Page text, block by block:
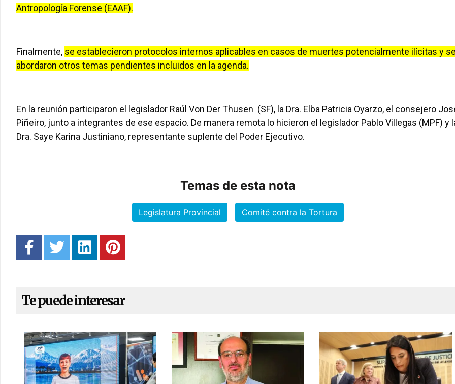
Antropología Forense (EAAF).
Finalmente, se establecieron protocolos internos aplicables en casos de muertes potencialmente ilícitas y se
abordaron otros temas pendientes incluidos en la agenda.
En la reunión participaron el legislador Raúl Von Der Thusen (SF), la Dra. Elba Patricia Oyarzo, el consejero
Piñeiro, junto a integrantes de ese espacio. De manera remota lo hicieron el legislador Pablo Villegas (MPF) y
Dra. Saye Karina Justiniano, representante suplente del Poder Ejecutivo.
Temas de esta nota
Legislatura Provincial Comité contra la Tortura
Te puede interesar